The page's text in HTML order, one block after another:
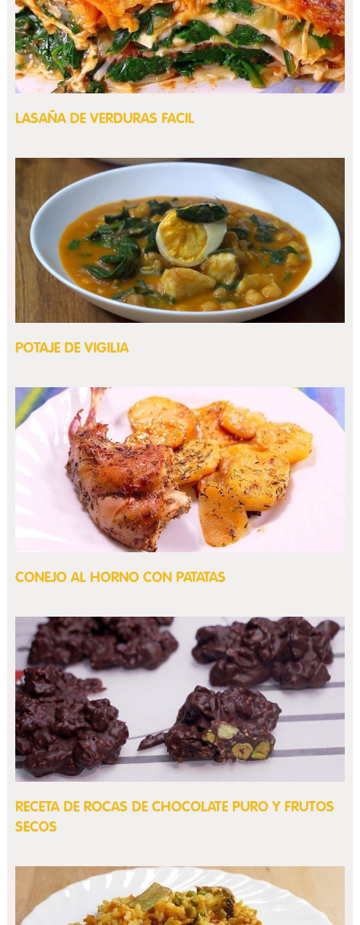
LASAÑA DE VERDURAS FACIL
POTAJE DE VIGILIA
CONEJO AL HORNO CON PATATAS
RECETA DE ROCAS DE CHOCOLATE PURO Y FRUTOS
SECOS